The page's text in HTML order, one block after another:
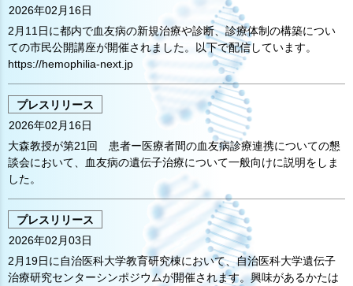
2026年02月16日
2月11日に都内で血友病の新規治療や診断、診療体制の構築につい
ての市民公開講座が開催されました。以下で配信しています。
https://hemophilia-next.jp
プレスリリース
2026年02月16日
大森教授が第21回 患者ー医療者間の血友病診療連携についての懇
談会において、血友病の遺伝子治療について一般向けに説明をしま
した。
プレスリリース
2026年02月03日
2月19日に自治医科大学教育研究棟において、自治医科大学遺伝子
治療研究センターシンポジウムが開催されます。興味があるかたは